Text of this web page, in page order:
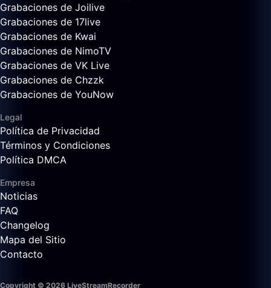
Grabaciones de Joilive
Grabaciones de 17live
Grabaciones de Kwai
Grabaciones de NimoTV
Grabaciones de VK Live
Grabaciones de Chzzk
Grabaciones de YouNow
Legal
Política de Privacidad
Términos y Condiciones
Política DMCA
Empresa
Noticias
FAQ
Changelog
Mapa del Sitio
Contacto
Copyright © 2026 LiveStreamRecorder